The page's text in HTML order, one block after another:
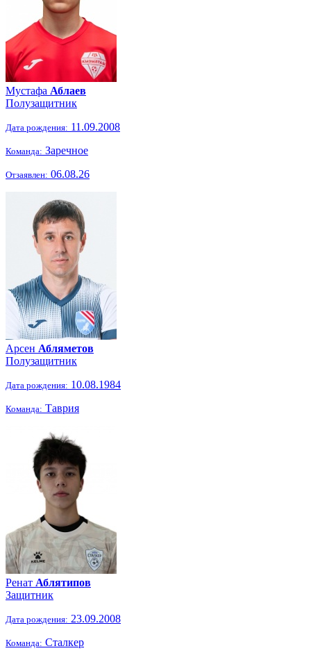
Мустафа Аблаев
Полузащитник
Дата рождения: 11.09.2008
Команда: Заречное
Отзаявлен: 06.08.26
Арсен Абляметов
Полузащитник
Дата рождения: 10.08.1984
Команда: Таврия
Ренат Аблятипов
Защитник
Дата рождения: 23.09.2008
Команда: Сталкер